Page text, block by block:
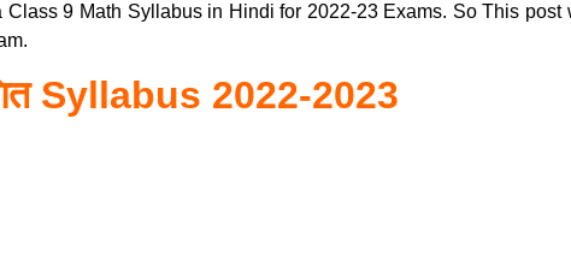
Class 9 Math Syllabus in Hindi for 2022-23 Exams. So This
Syllabus 2022-2023